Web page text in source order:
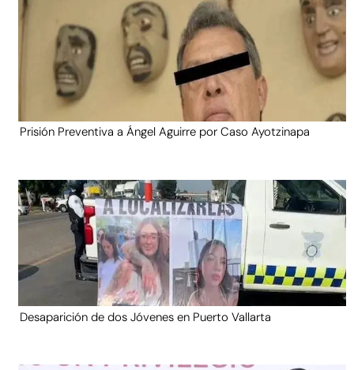
Prisión Preventiva a Ángel Aguirre por Caso Ayotzinapa
Desaparición de dos Jóvenes en Puerto Vallarta